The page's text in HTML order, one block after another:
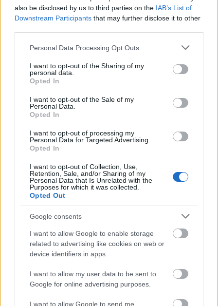
also be disclosed by us to third parties on the IAB’s List of
Downstream Participants that may further disclose it to other
Please note that this website/app uses one or more Google
not limited to your visit or usage behaviour. You may click to
grant or deny consent to Google and its third-party tags to
use your data for below specified purposes in below Google
consent section.
Personal Data Processing Opt Outs
I want to opt-out of the Sharing of my
personal data.
Opted In
I want to opt-out of the Sale of my
Personal Data.
Opted In
I want to opt-out of processing my
Personal Data for Targeted Advertising.
Opted In
I want to opt-out of Collection, Use,
Retention, Sale, and/or Sharing of my
Personal Data that Is Unrelated with the
Purposes for which it was collected.
Opted Out
Google consents
I want to allow Google to enable storage
related to advertising like cookies on web or
device identifiers in apps.
I want to allow my user data to be sent to
Google for online advertising purposes.
I want to allow Google to send me
Indítsd gyönyörű bőrrel a
érdemes odafigyelned az ősz
beköszöntével!
GLAMOUR-NAPOK
Problémás a bőröd? Így alakíts ki új
szokásokat (x)